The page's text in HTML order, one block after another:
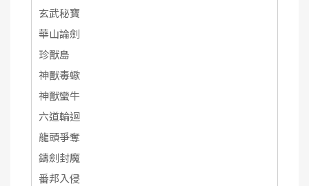
玄武秘寶
華山論劍
珍獸島
神獸毒蠍
神獸蠻牛
六道輪迴
龍頭爭奪
鑄劍封魔
番邦入侵